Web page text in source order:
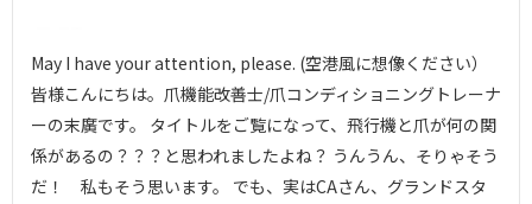
May I have your attention, please. (空港風に想像ください）
皆様こんにちは。爪機能改善士/爪コンディショニングトレーナ
ーの末廣です。 タイトルをご覧になって、飛行機と爪が何の関
係があるの？？？と思われましたよね？ うんうん、そりゃそう
だ！ 私もそう思います。 でも、実はCAさん、グランドスタ